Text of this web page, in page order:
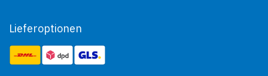
Lieferoptionen